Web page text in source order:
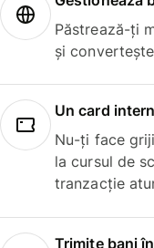
Păstrează-ți
și
Un card
Nu-ți face
la cursul de
tranzacție
Trimite bani